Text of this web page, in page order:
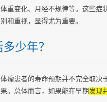
体重变化、月经不规律等。这些症
和重视，显得尤为重要。
少年？
瘤患者的寿命预期并不完全取决
。总体而言，如果能在早期发现